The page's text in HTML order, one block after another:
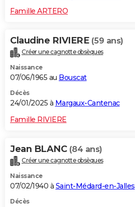
Famille ARTERO
Claudine RIVIERE (59 ans)
Créer une cagnotte obsèques
Naissance
07/06/1965 au Bouscat
Décès
24/01/2025 à Margaux-Cantenac
Famille RIVIERE
Jean BLANC (84 ans)
Créer une cagnotte obsèques
Naissance
07/02/1940 à Saint-Médard-en-Jalles
Décès